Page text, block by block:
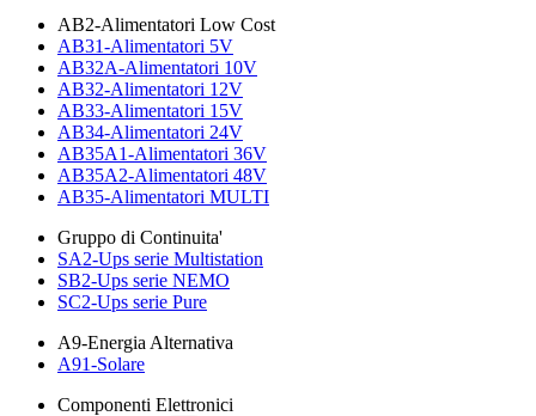
AB2-Alimentatori Low Cost
AB31-Alimentatori 5V
AB32A-Alimentatori 10V
AB32-Alimentatori 12V
AB33-Alimentatori 15V
AB34-Alimentatori 24V
AB35A1-Alimentatori 36V
AB35A2-Alimentatori 48V
AB35-Alimentatori MULTI
Gruppo di Continuita'
SA2-Ups serie Multistation
SB2-Ups serie NEMO
SC2-Ups serie Pure
A9-Energia Alternativa
A91-Solare
Componenti Elettronici